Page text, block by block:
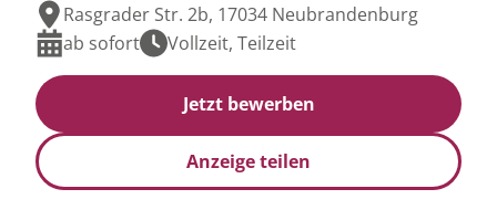
Rasgrader Str. 2b, 17034 Neubrandenburg
ab sofort
Vollzeit, Teilzeit
Jetzt bewerben
Anzeige teilen